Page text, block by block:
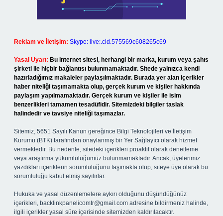
Reklam ve İletişim: Skype: live:.cid.575569c608265c69
Yasal Uyarı: Bu internet sitesi, herhangi bir marka, kurum veya şahıs
şirketi ile hiçbir bağlantısı bulunmamaktadır. Sitede yalnızca kendi
hazırladığımız makaleler paylaşılmaktadır. Burada yer alan içerikler
haber niteliği taşımamakta olup, gerçek kurum ve kişiler hakkında
paylaşım yapılmamaktadır. Gerçek kurum ve kişiler ile isim
benzerlikleri tamamen tesadüfidir. Sitemizdeki bilgiler taslak
halindedir ve tavsiye niteliği taşımazlar.
Sitemiz, 5651 Sayılı Kanun gereğince Bilgi Teknolojileri ve İletişim
Kurumu (BTK) tarafından onaylanmış bir Yer Sağlayıcı olarak hizmet
vermektedir. Bu nedenle, sitedeki içerikleri proaktif olarak denetleme
veya araştırma yükümlülüğümüz bulunmamaktadır. Ancak, üyelerimiz
yazdıkları içeriklerin sorumluluğunu taşımakta olup, siteye üye olarak bu
sorumluluğu kabul etmiş sayılırlar.
Hukuka ve yasal düzenlemelere aykırı olduğunu düşündüğünüz
içerikleri, backlinkpanelicomtr@gmail.com adresine bildirmeniz halinde,
ilgili içerikler yasal süre içerisinde sitemizden kaldırılacaktır.